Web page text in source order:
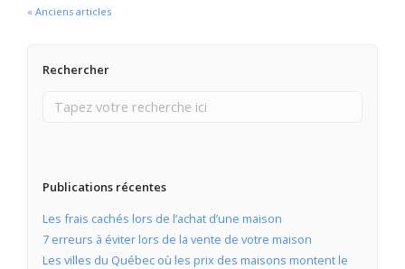
« Anciens articles
Rechercher
Publications récentes
Les frais cachés lors de l’achat d’une maison
7 erreurs à éviter lors de la vente de votre maison
Les villes du Québec où les prix des maisons montent le